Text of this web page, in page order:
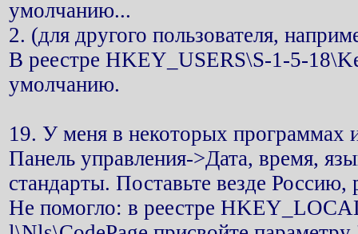
умолчанию...
2. (для другого пользователя,
В реестре HKEY_USERS\S-1-5-
умолчанию.
19. У меня в некоторых программах
Панель управления->Дата, время,
стандарты. Поставьте везде
Не помогло: в реестре